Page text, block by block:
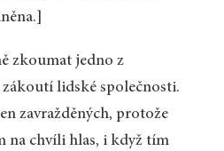
zkoumat jedno z
lidské společnosti.
zavražděných, protože
na chvíli hlas, i když tím